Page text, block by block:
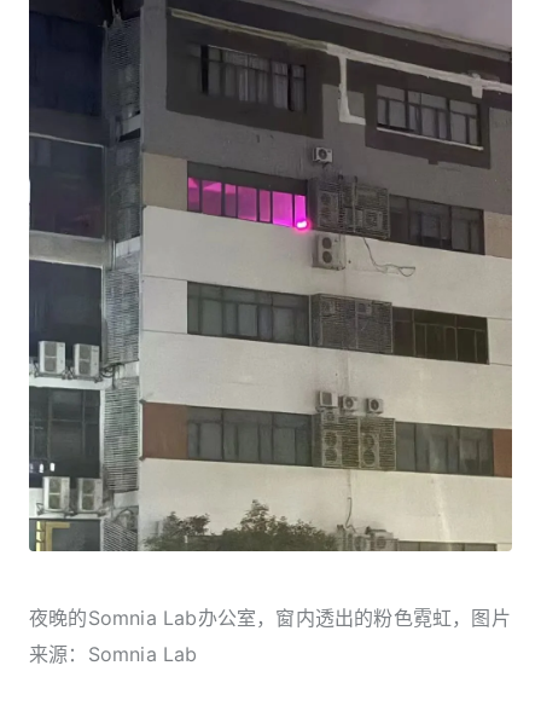
夜晚的Somnia Lab办公室，窗内透出的粉色霓虹，图片
来源：Somnia Lab